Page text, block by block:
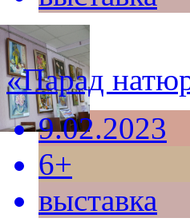
«Парад
9.02.2023
6+
выставка